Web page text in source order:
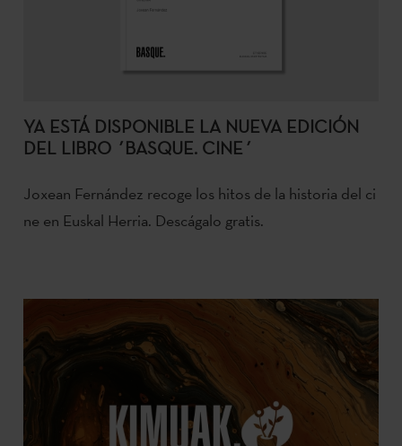
YA ESTÁ DISPONIBLE LA NUEVA EDICIÓN
DEL LIBRO ´BASQUE. CINE´
Joxean Fernández recoge los hitos de la historia del ci
ne en Euskal Herria. Descágalo gratis.